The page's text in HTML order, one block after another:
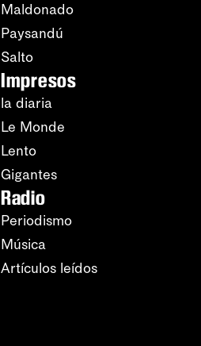
Maldonado
Paysandú
Salto
Impresos
la diaria
Le Monde
Lento
Gigantes
Radio
Periodismo
Música
Artículos leídos